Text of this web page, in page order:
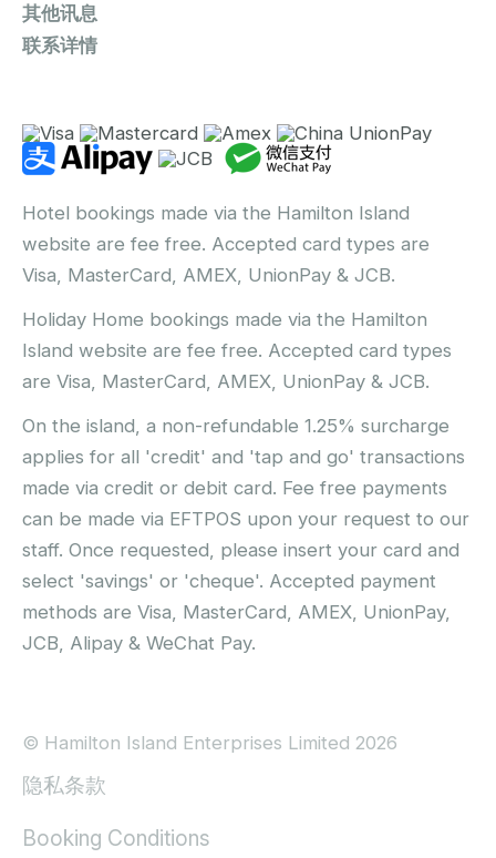
其他讯息
联系详情
Hotel bookings made via the Hamilton Island
website are fee free. Accepted card types are
Visa, MasterCard, AMEX, UnionPay & JCB.
Holiday Home bookings made via the Hamilton
Island website are fee free. Accepted card types
are Visa, MasterCard, AMEX, UnionPay & JCB.
On the island, a non-refundable 1.25% surcharge
applies for all 'credit' and 'tap and go' transactions
made via credit or debit card. Fee free payments
can be made via EFTPOS upon your request to our
staff. Once requested, please insert your card and
select 'savings' or 'cheque'. Accepted payment
methods are Visa, MasterCard, AMEX, UnionPay,
JCB, Alipay & WeChat Pay.
© Hamilton Island Enterprises Limited 2026
隐私条款
Booking Conditions